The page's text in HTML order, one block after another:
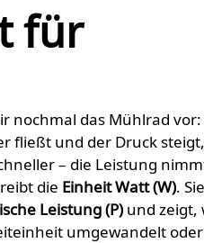
für
nochmal das Mühlrad
fließt und der Druck
– die Leistung
die Einheit Watt (W).
Leistung (P) und zeigt,
umgewandelt